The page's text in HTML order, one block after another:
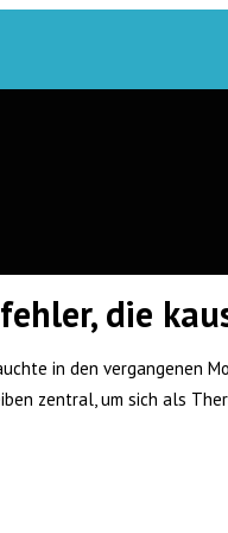
die
in den vergangenen
zentral, um sich als